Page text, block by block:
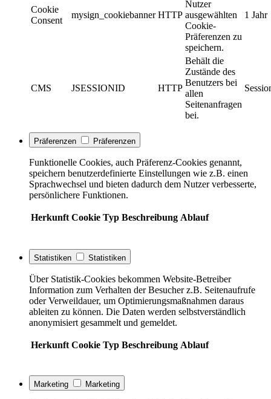
Cookie
Consent
mysign_cookiebanner HTTP
Nutzer
ausgewählten
Cookie-
Präferenzen zu
speichern.
1 Jahr
CMS JSESSIONID HTTP
Behält die
Zustände des
Benutzers bei
allen
Seitenanfragen
bei.
Präferenzen Präferenzen
Funktionelle Cookies, auch Präferenz-Cookies genannt,
speichern benutzerdefinierte Einstellungen wie z.B. einen
Sprachwechsel und bieten dadurch dem Nutzer verbesserte,
persönlichere Funktionen.
Herkunft Cookie Typ Beschreibung Ablauf
Statistiken Statistiken
Über Statistik-Cookies bekommen Website-Betreiber
Information zum Verhalten der Besucher z.B. Seitenaufrufe
oder Verweildauer, um Optimierungsmaßnahmen daraus
ableiten zu können. Die Daten werden selbstverständlich
anonymisiert gesammelt und gemeldet.
Herkunft Cookie Typ Beschreibung Ablauf
Marketing Marketing